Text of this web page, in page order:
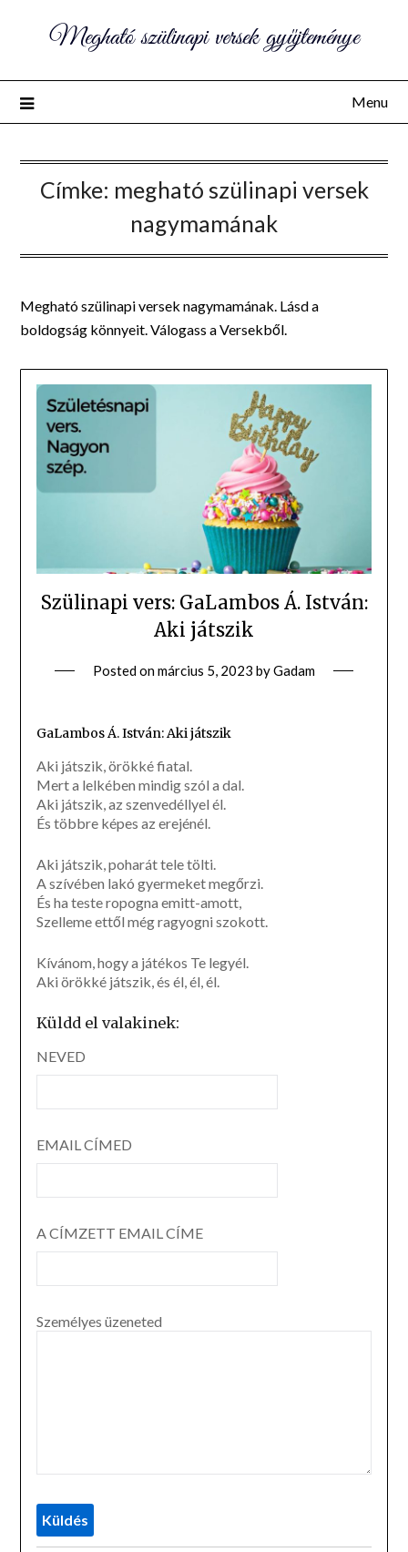
Megható szülinapi versek gyűjteménye
Menu
Címke: megható szülinapi versek
nagymamának
Megható szülinapi versek nagymamának. Lásd a
boldogság könnyeit. Válogass a Versekből.
Szülinapi vers: GaLambos Á. István:
Aki játszik
Posted onmárcius 5, 2023 byGadam
GaLambos Á. István: Aki játszik
Aki játszik, örökké fiatal.
Mert a lelkében mindig szól a dal.
Aki játszik, az szenvedéllyel él.
És többre képes az erejénél.
Aki játszik, poharát tele tölti.
A szívében lakó gyermeket megőrzi.
És ha teste ropogna emitt-amott,
Szelleme ettől még ragyogni szokott.
Kívánom, hogy a játékos Te legyél.
Aki örökké játszik, és él, él, él.
Küldd el valakinek:
NEVED
EMAIL CÍMED
A CÍMZETT EMAIL CÍME
Személyes üzeneted